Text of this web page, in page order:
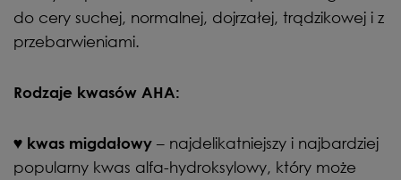
do cery suchej, normalnej, dojrzałej, trądzikowej i z
przebarwieniami.
Rodzaje kwasów AHA:
♥ kwas migdałowy – najdelikatniejszy i najbardziej
popularny kwas alfa-hydroksylowy, który może